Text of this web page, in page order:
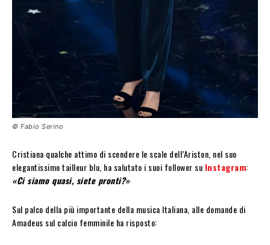
© Fabio Serino
Cristiana qualche attimo di scendere le scale dell’Ariston, nel suo
elegantissimo tailleur blu, ha salutato i suoi follower su Instagram:
«Ci siamo quasi, siete pronti?»
Sul palco della più importante della musica Italiana, alle domande di
Amadeus sul calcio femminile ha risposto: